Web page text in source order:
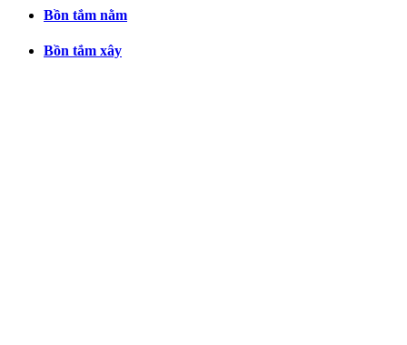
Bồn tắm nằm
Bồn tắm xây